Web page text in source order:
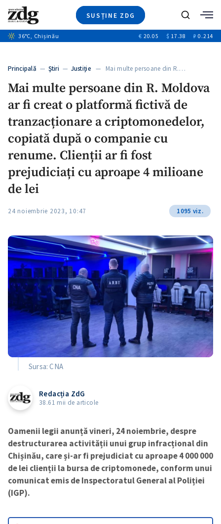
SUSȚINE ZDG
Ştiri
+11
Special
Blog
ZdGust
Caută
36°C, Chișinău € 20.05 $ 17.38 ₽ 0.214
Principală — Ştiri — Justiție— Mai multe persoane din R.…
Mai multe persoane din R. Moldova
ar fi creat o platformă fictivă de
tranzacționare a criptomonedelor,
copiată după o companie cu
renume. Clienții ar fi fost
prejudiciați cu aproape 4 milioane
de lei
24 noiembrie 2023, 10:47 1095 viz.
Sursa: CNA
Redacția ZdG
38.61 mii de articole
Oamenii legii anunță vineri, 24 noiembrie, despre
destructurarea activității unui grup infracțional din
Chișinău, care și-ar fi prejudiciat cu aproape 4 000 000
de lei clienții la bursa de criptomonede, conform unui
comunicat emis de Inspectoratul General al Poliției
(IGP).